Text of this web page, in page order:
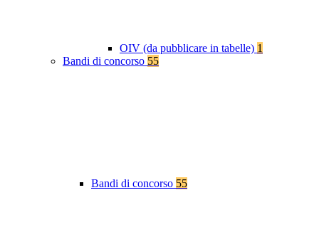
OIV (da pubblicare in tabelle) 1
Bandi di concorso 55
Bandi di concorso 55